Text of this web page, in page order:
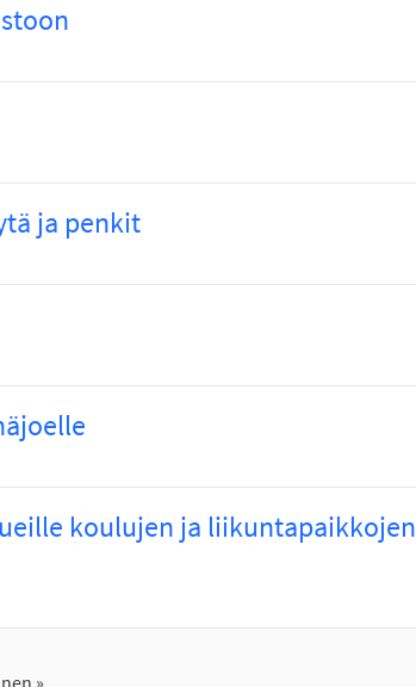
ja penkit
koulujen ja liikuntapaikkojen